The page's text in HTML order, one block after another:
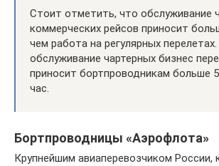
Стоит отметить, что обслуживание
коммерческих рейсов приносит
чем работа на регулярных
обслуживание чартерных бизнес
приносит бортпроводникам больше
час.
Бортпроводницы «Аэрофлота»
Крупнейшим авиаперевозчиком России,